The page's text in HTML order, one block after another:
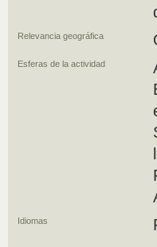
Relevancia geográfica
Esferas de la actividad
Idiomas